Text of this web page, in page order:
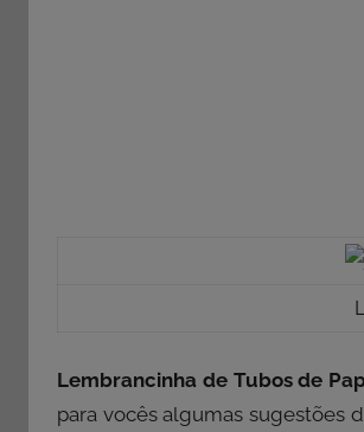
Lembrancinha de Tubos de
para vocês algumas sugestões